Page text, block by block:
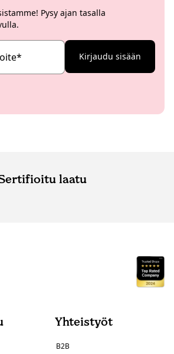
Pysy ajan tasalla
* Kirjaudu sisään
laatu
Yhteistyöt
B2B